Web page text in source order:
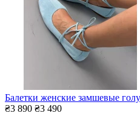
Балетки женские замшевые
₴3 890 ₴3 490